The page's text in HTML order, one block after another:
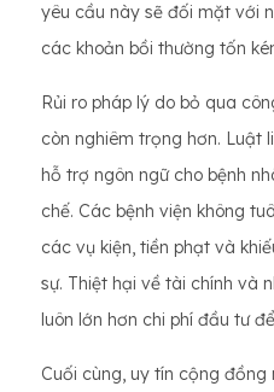
yêu cầu này sẽ đối mặt với
các khoản bồi thường tốn
Rủi ro pháp lý do bỏ qua
còn nghiêm trọng hơn. Luật
hỗ trợ ngôn ngữ cho bệnh
chế. Các bệnh viện không
các vụ kiện, tiền phạt và
sự. Thiệt hại về tài chính và
luôn lớn hơn chi phí đầu tư
Cuối cùng, uy tín cộng